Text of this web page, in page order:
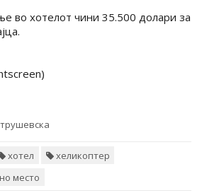
во хотелот чини 35.500 долари за
хотел
хеликоптер
место